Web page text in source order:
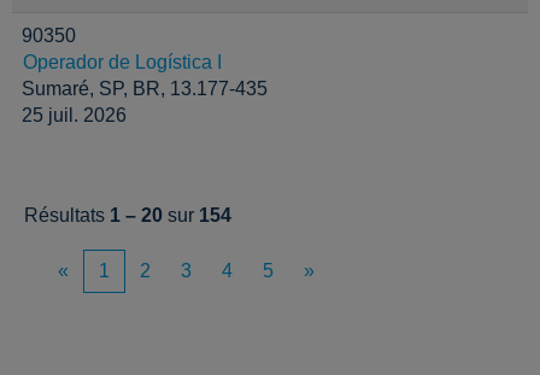
90350
Operador de Logística I
Sumaré, SP, BR, 13.177-435
25 juil. 2026
Résultats 1 – 20 sur 154
« 1 2 3 4 5 »